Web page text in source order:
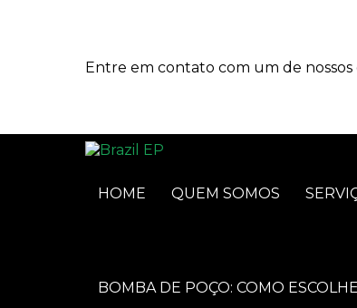
Entre em contato com um de nossos
HOME QUEM SOMOS
BOMBA DE POÇO: COMO